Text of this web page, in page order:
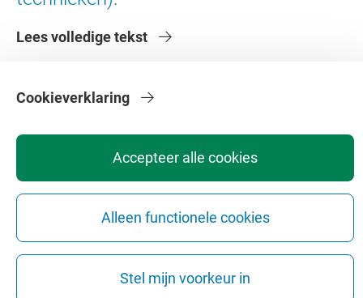
Lees volledige tekst
Accepteer alle cookies
Alleen functionele cookies
Stel mijn voorkeur in
Cookieverklaring
VeiligheidWebcolofonCookie instellingen
Webarchief
Copyright © 2026 - Vrije Universiteit Amsterdam